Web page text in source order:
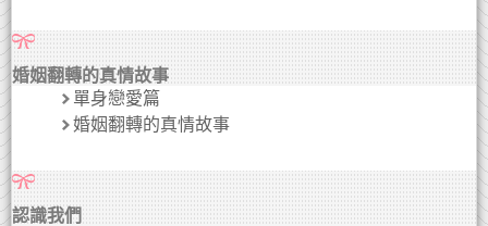
婚姻翻轉的真情故事
單身戀愛篇
婚姻翻轉的真情故事
認識我們